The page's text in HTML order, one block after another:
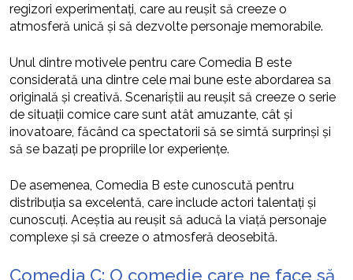
regizori experimentați, care au reușit să creeze o
atmosferă unică și să dezvolte personaje memorabile.
Unul dintre motivele pentru care Comedia B este
considerată una dintre cele mai bune este abordarea sa
originală și creativă. Scenariștii au reușit să creeze o serie
de situații comice care sunt atât amuzante, cât și
inovatoare, făcând ca spectatorii să se simtă surprinși și
să se bazați pe propriile lor experiențe.
De asemenea, Comedia B este cunoscută pentru
distribuția sa excelentă, care include actori talentați și
cunoscuți. Aceștia au reușit să aducă la viață personaje
complexe și să creeze o atmosferă deosebită.
Comedia C: O comedie care ne face să